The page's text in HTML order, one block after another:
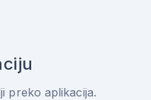
preko aplikacija.